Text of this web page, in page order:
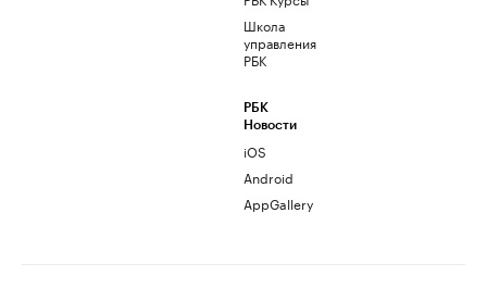
Школа
управления
РБК
РБК
Новости
iOS
Android
AppGallery